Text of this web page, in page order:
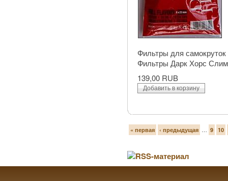
Фильтры для
Фильтры Дарк Хорс
139,00 RUB
« первая ‹ предыдущая … 9 10